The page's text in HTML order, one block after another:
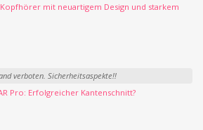
mit neuartigem Design und starkem
verboten. Sicherheitsaspekte!!
Pro: Erfolgreicher Kantenschnitt?